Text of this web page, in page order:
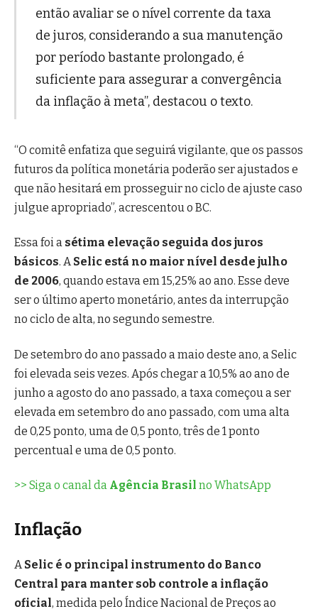
então avaliar se o nível corrente da taxa
de juros, considerando a sua manutenção
por período bastante prolongado, é
suficiente para assegurar a convergência
da inflação à meta”, destacou o texto.
“O comitê enfatiza que seguirá vigilante, que os passos
futuros da política monetária poderão ser ajustados e
que não hesitará em prosseguir no ciclo de ajuste caso
julgue apropriado”, acrescentou o BC.
Essa foi a sétima elevação seguida dos juros
básicos. ASelic está no maior nível desde julho
de 2006, quando estava em 15,25% ao ano. Esse deve
ser o último aperto monetário, antes da interrupção
no ciclo de alta, no segundo semestre.
De setembro do ano passado a maio deste ano, a Selic
foi elevada seis vezes. Após chegar a 10,5% ao ano de
junho a agosto do ano passado, a taxa começou a ser
elevada em setembro do ano passado, com uma alta
de 0,25 ponto, uma de 0,5 ponto, três de 1 ponto
percentual e uma de 0,5 ponto.
>> Siga o canal da Agência Brasil no WhatsApp
Inflação
ASelic é o principal instrumento do Banco
Central para manter sob controle a inflação
oficial, medida pelo Índice Nacional de Preços ao